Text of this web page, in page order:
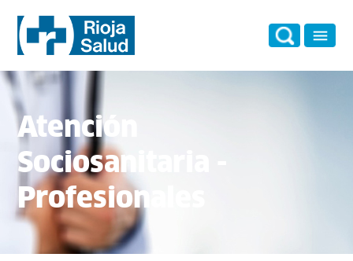
Atención
Sociosanitaria -
Profesionales